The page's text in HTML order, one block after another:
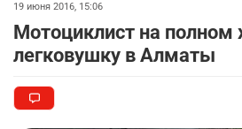
19 июня 2016, 15:06
Мотоциклист на полном
легковушку в Алматы